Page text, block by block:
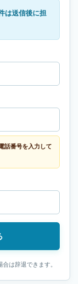
は送信後に担
話番号を入力して
は辞退できます。